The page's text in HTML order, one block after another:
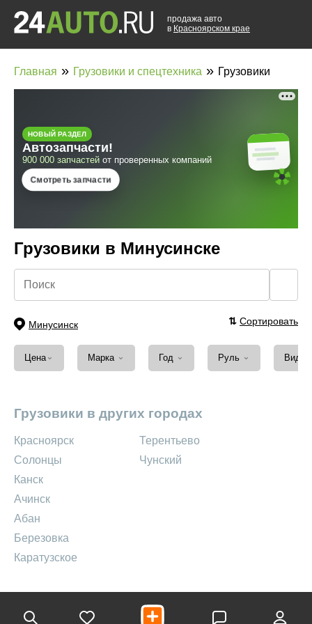
продажа авто
в Красноярском крае
Главная » Грузовики и спецтехника » Грузовики
Грузовики в Минусинске
Минусинск ⇅ Сортировать
Цена ⌄ Марка ⌄ Год ⌄ Руль ⌄ Вид
Грузовики в других городах
Красноярск
Солонцы
Канск
Ачинск
Абан
Березовка
Каратузское
Терентьево
Чунский